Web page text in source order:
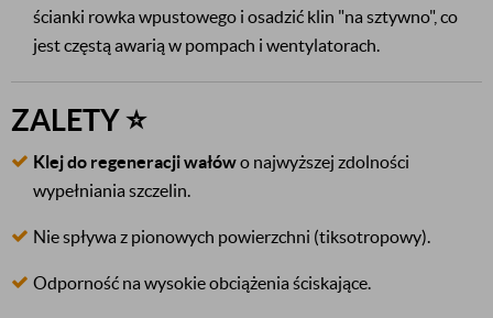
ścianki rowka wpustowego i osadzić klin "na sztywno", co
jest częstą awarią w pompach i wentylatorach.
ZALETY ⭐
Klej do regeneracji wałówo najwyższej zdolności
wypełniania szczelin.
Nie spływa z pionowych powierzchni (tiksotropowy).
Odporność na wysokie obciążenia ściskające.